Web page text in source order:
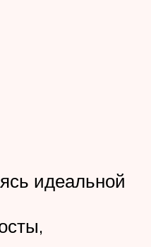
идеальной